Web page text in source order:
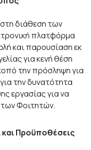
στη διάθεση των
πλατφόρμα
και παρουσίαση εκ
για κενή θέση
την πρόσληψη για
την δυνατότητα
εργασίας για να
Φοιτητών.
και Προϋποθέσεις